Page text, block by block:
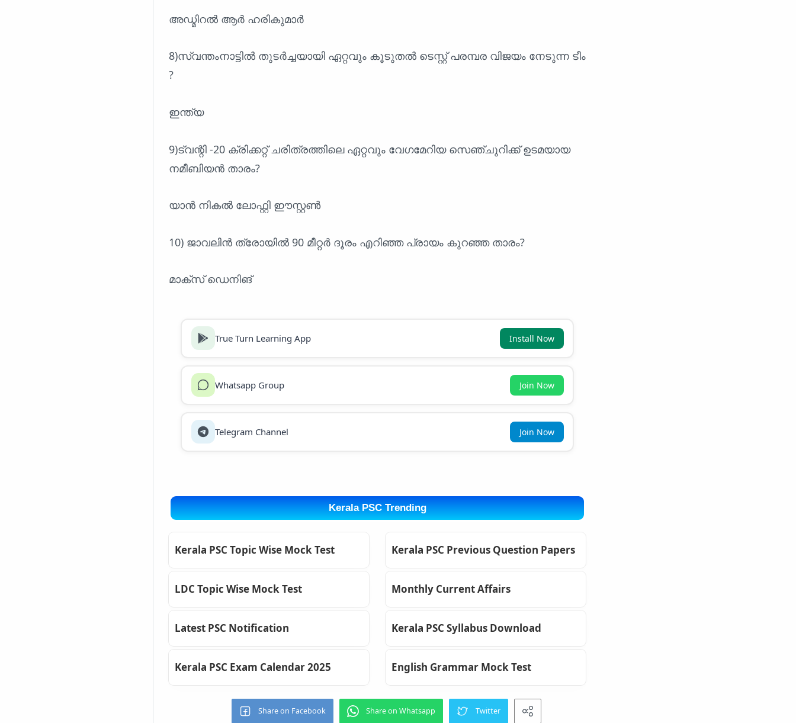
അഡ്മിറൽ ആർ ഹരികുമാർ
8)സ്വന്തംനാട്ടിൽ തുടർച്ചയായി ഏറ്റവും കൂടുതൽ ടെസ്റ്റ് പരമ്പര വിജയം നേടുന്ന ടീം
?
ഇന്ത്യ
9)ട്വന്റി -20 ക്രിക്കറ്റ് ചരിത്രത്തിലെ ഏറ്റവും വേഗമേറിയ സെഞ്ചുറിക്ക് ഉടമയായ
നമീബിയൻ താരം?
യാൻ നികൽ ലോഫ്റ്റി ഈസ്റ്റൺ
10) ജാവലിൻ ത്രോയിൽ 90 മീറ്റർ ദൂരം എറിഞ്ഞ പ്രായം കുറഞ്ഞ താരം?
മാക്സ് ഡെനിങ്
True Turn Learning App Install Now
Whatsapp Group Join Now
Telegram Channel Join Now
Kerala PSC Trending
Kerala PSC Topic Wise Mock Test Kerala PSC Previous Question Papers
LDC Topic Wise Mock Test Monthly Current Affairs
Latest PSC Notification Kerala PSC Syllabus Download
Kerala PSC Exam Calendar 2025 English Grammar Mock Test